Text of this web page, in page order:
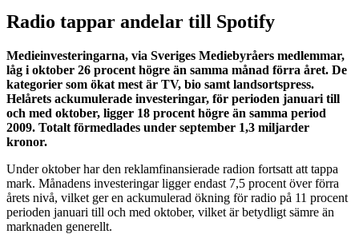
Radio tappar andelar till Spotify
Medieinvesteringarna, via Sveriges Mediebyråers medlemmar,
låg i oktober 26 procent högre än samma månad förra året. De
kategorier som ökat mest är TV, bio samt landsortspress.
Helårets ackumulerade investeringar, för perioden januari till
och med oktober, ligger 18 procent högre än samma period
2009. Totalt förmedlades under september 1,3 miljarder
kronor.
Under oktober har den reklamfinansierade radion fortsatt att tappa
mark. Månadens investeringar ligger endast 7,5 procent över förra
årets nivå, vilket ger en ackumulerad ökning för radio på 11 procent
perioden januari till och med oktober, vilket är betydligt sämre än
marknaden generellt.